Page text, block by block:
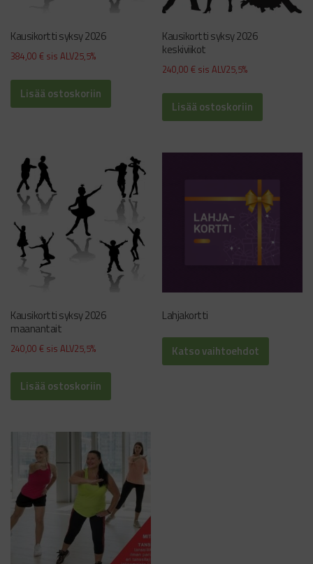
Kausikortti syksy 2026
384,00 € sis ALV25,5%
Lisää ostoskoriin
Kausikortti syksy 2026
keskiviikot
240,00€ sis ALV25,5%
Lisää ostoskoriin
Kausikortti syksy 2026
maanantait
240,00 € sis ALV25,5%
Lisää ostoskoriin
Lahjakortti
Katso vaihtoehdot